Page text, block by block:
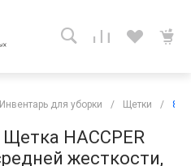
Инвентарь для уборки / Щетки /
HACCPER
жесткости,